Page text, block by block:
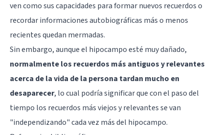
ven como sus capacidades para formar nuevos recuerdos o
recordar informaciones autobiográficas más o menos
recientes quedan mermadas.
Sin embargo, aunque el hipocampo esté muy dañado,
normalmente los recuerdos más antiguos y relevantes
acerca de la vida de la persona tardan mucho en
desaparecer, lo cual podría significar que con el paso del
tiempo los recuerdos más viejos y relevantes se van
"independizando" cada vez más del hipocampo.